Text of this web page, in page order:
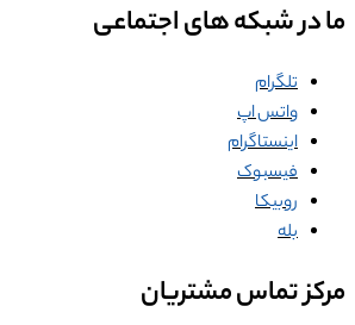
ما در شبکه های اجتماعی
تلگرام
واتس اپ
اینستاگرام
فیسبوک
روبیکا
بله
مرکز تماس مشتریان